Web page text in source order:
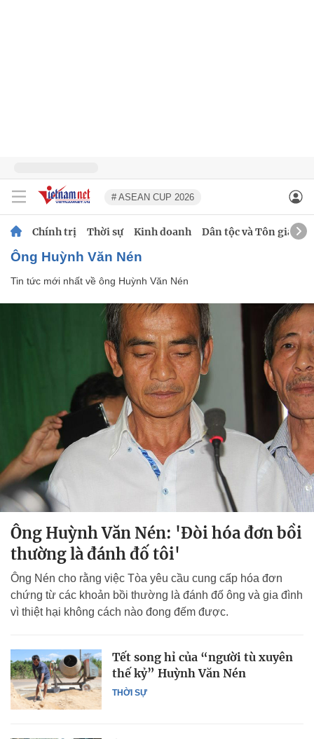
# ASEAN CUP 2026
Chính trị Thời sự Kinh doanh Dân tộc và Tôn giáo
ông Huỳnh Văn Nén
Tin tức mới nhất về ông Huỳnh Văn Nén
Ông Huỳnh Văn Nén: 'Đòi hóa đơn bồi
thường là đánh đố tôi'
Ông Nén cho rằng việc Tòa yêu cầu cung cấp hóa đơn
chứng từ các khoản bồi thường là đánh đố ông và gia đình
vì thiệt hại không cách nào đong đếm được.
THỜI SỰ
Tết song hỉ của “người tù xuyên
thế kỷ” Huỳnh Văn Nén